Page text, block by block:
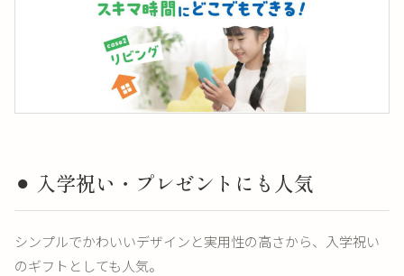
⚫︎ 入学祝い・プレゼントにも人気
シンプルでかわいいデザインと実用性の高さから、入学祝い
のギフトとしても人気。